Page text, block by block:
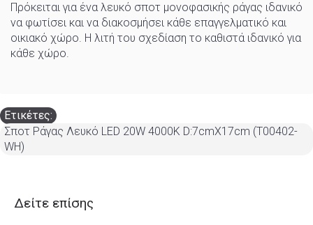
Πρόκειται για ένα λευκό σποτ μονοφασικής ράγας ιδανικό
να φωτίσει και να διακοσμήσει κάθε επαγγελματικό και
οικιακό χώρο. Η λιτή του σχεδίαση το καθιστά ιδανικό για
κάθε χώρο.
Ετικέτες:
Σποτ Ράγας Λευκό LED 20W 4000K D:7cmX17cm (T00402-
WH)
Δείτε επίσης